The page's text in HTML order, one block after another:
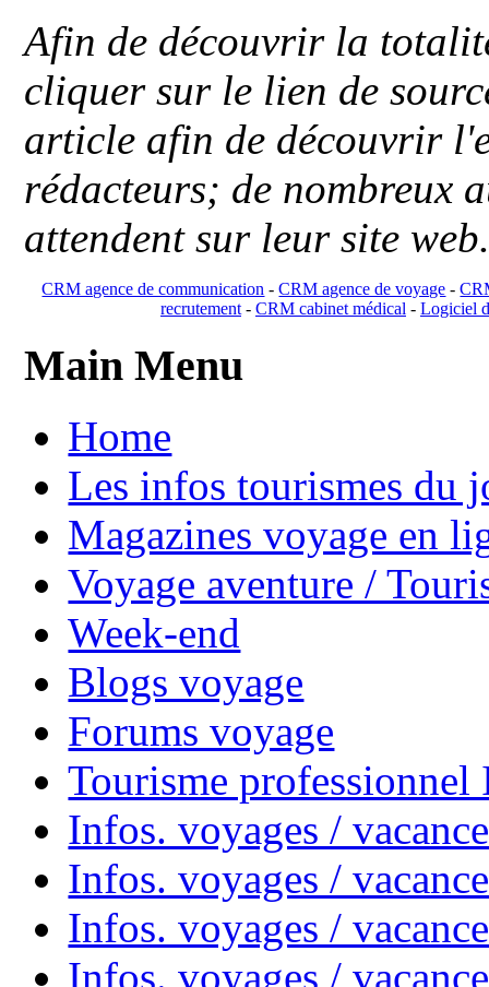
Afin de découvrir la
cliquer sur le lien de
article afin de découvrir
rédacteurs; de nombreux
attendent sur leur site
CRM agence de communication -CRM agence de voyage -
recrutement- CRM cabinet médical- Logiciel
Main Menu
Home
Les infos tourismes du
Magazines voyage en
Voyage aventure /
Week-end
Blogs voyage
Forums voyage
Tourisme
Infos. voyages /
Infos. voyages /
Infos. voyages /
Infos. voyages /